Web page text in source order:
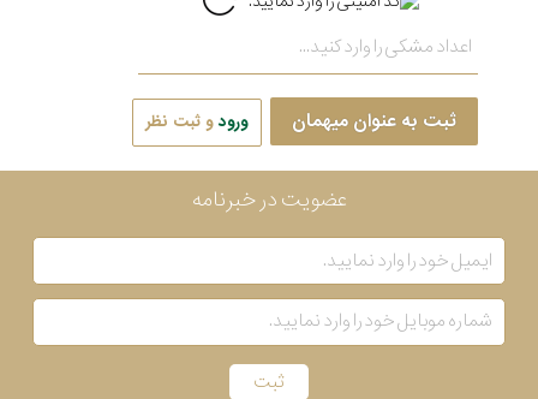
ثبت به عنوان میهمان ورودو ثبت نظر
عضویت در خبرنامه